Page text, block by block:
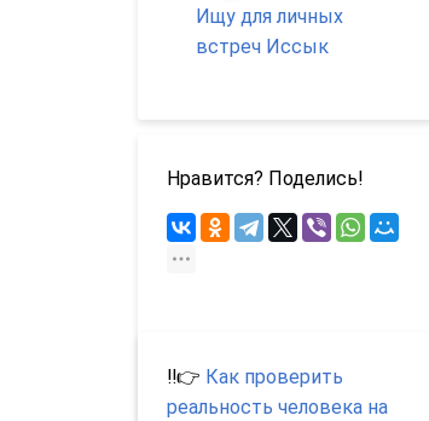
Ищу для личных
встреч Иссык
Нравится? Поделись!
‼️👉 Как проверить
реальность человека на